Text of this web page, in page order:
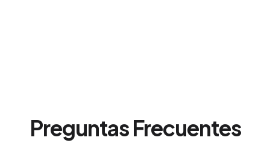
Preguntas Frecuentes